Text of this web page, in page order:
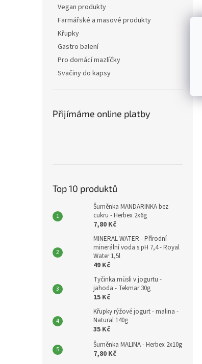
Vegan produkty
Farmářské a masové produkty
Křupky
Gastro balení
Pro domácí mazlíčky
Svačiny do kapsy
Přijímáme online platby
Top 10 produktů
Šuměnka MANDARINKA bez
cukru - Herbex 2x6g
7,80 Kč
MINERAL WATER - Přírodní
minerální voda s pH 7,4 - Royal
Water 1,5l
49 Kč
Tyčinka müsli v jogurtu -
jahoda - Tekmar 30g
15 Kč
Křupky rýžové jogurt - malina -
Natural 140g
35 Kč
Šuměnka MALINA - Herbex 2x10g
7,80 Kč